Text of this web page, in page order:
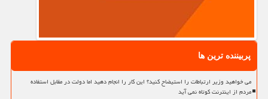
پربیننده ترین ها
می خواهید وزیر ارتباطات را استیضاح کنید؟ این کار را انجام دهید اما دولت در مقابل استفاده
مردم از اینترنت کوتاه نمی آید